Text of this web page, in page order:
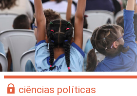
ciências políticas